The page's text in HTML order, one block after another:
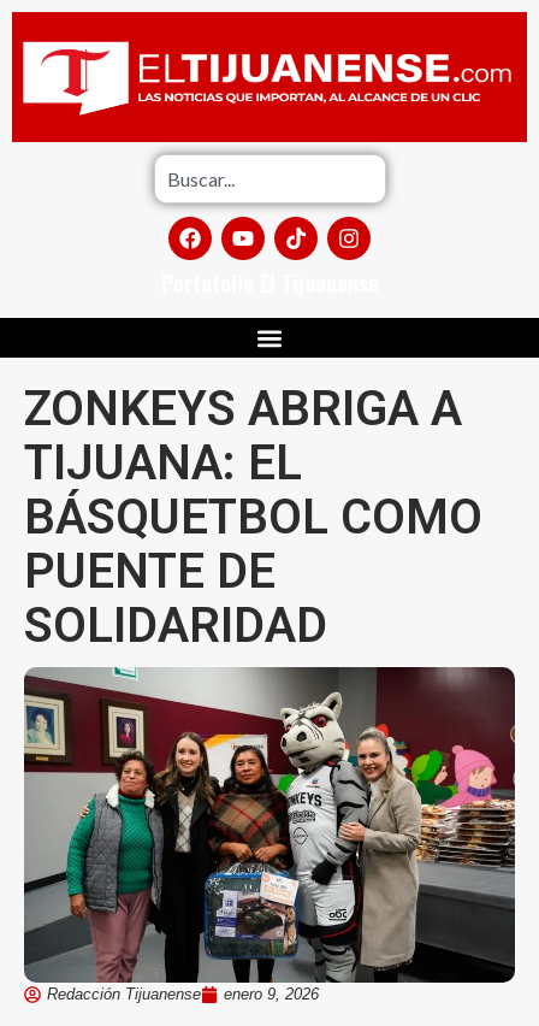
ZONKEYS ABRIGA A
TIJUANA: EL
BÁSQUETBOL COMO
PUENTE DE
SOLIDARIDAD
Redacción Tijuanense enero 9, 2026